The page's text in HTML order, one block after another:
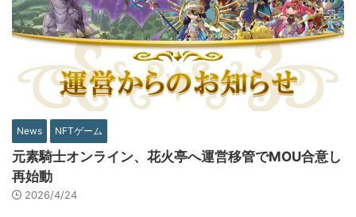
News NFTゲーム
元素騎士オンライン、花火亭へ運営移管でMOU合意し
再始動
2026/4/24